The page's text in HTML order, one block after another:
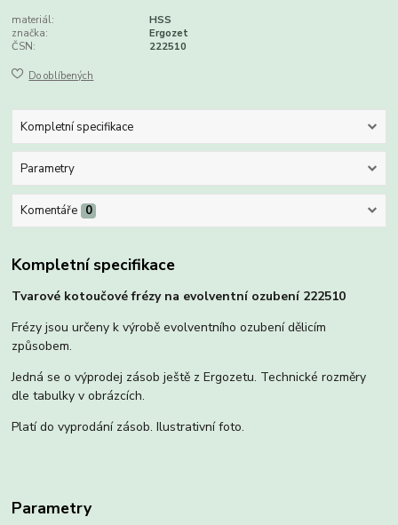
materiál:
HSS
značka:
Ergozet
ČSN:
222510
Do oblíbených
Kompletní specifikace
Parametry
Komentáře 0
Kompletní specifikace
Tvarové kotoučové frézy na evolventní ozubení 222510
Frézy jsou určeny k výrobě evolventního ozubení dělicím
způsobem.
Jedná se o výprodej zásob ještě z Ergozetu. Technické rozměry
dle tabulky v obrázcích.
Platí do vyprodání zásob. Ilustrativní foto.
Parametry